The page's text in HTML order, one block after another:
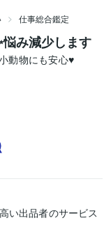
仕事総合鑑定
み減少します
動物にも安心♥️
い出品者のサービス